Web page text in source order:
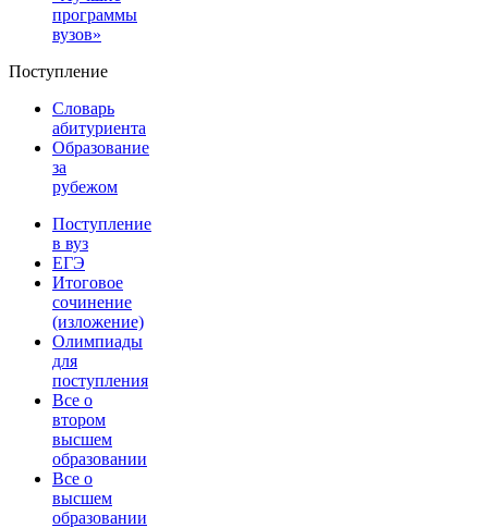
программы
вузов»
Поступление
Словарь
абитуриента
Образование
за
рубежом
Поступление
в вуз
ЕГЭ
Итоговое
сочинение
(изложение)
Олимпиады
для
поступления
Все о
втором
высшем
образовании
Все о
высшем
образовании